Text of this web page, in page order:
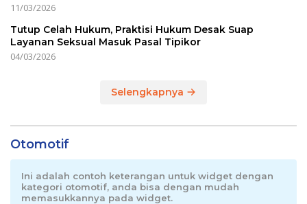
11/03/2026
Tutup Celah Hukum, Praktisi Hukum Desak Suap
Layanan Seksual Masuk Pasal Tipikor
04/03/2026
Selengkapnya
Otomotif
Ini adalah contoh keterangan untuk widget dengan
kategori otomotif, anda bisa dengan mudah
memasukkannya pada widget.